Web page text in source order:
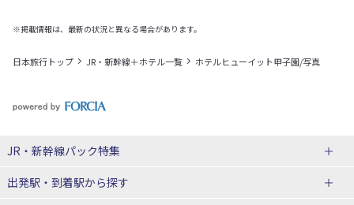
※掲載情報は、最新の状況と異なる場合があります。
日本旅行トップ JR・新幹線＋ホテル一覧 ホテルヒューイット甲子園/写真
JR・新幹線パック特集
JR・新幹線＋ホテルパック
出発駅・到着駅から探す